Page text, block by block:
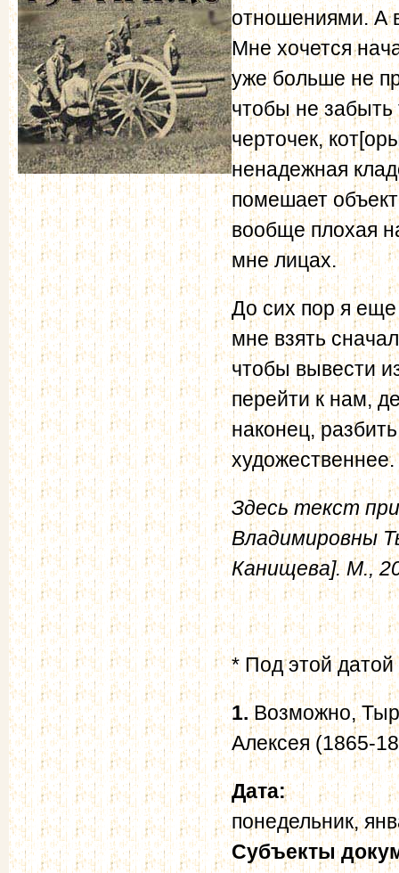
отношениями. А
Мне хочется
уже больше не
чтобы не забыть
черточек,
ненадежная
помешает
вообще плохая
мне лицах.
До сих пор я
мне взять
чтобы вывести
перейти к нам,
наконец,
художественнее.
Здесь текст
Владимировны
Канищева]. М.,
* Под этой
1.Возможно,
Алексея (1865-
Дата:
понедельник,
Субъекты